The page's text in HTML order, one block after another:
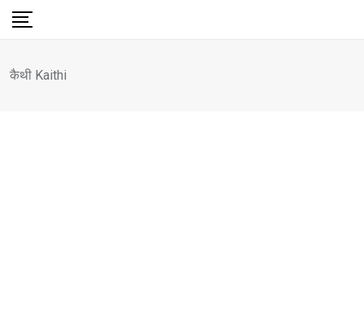
Skip
कैथी Kaithi